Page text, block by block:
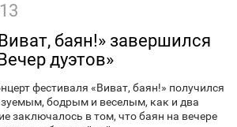
баян!» завершился
дуэтов»
фестиваля «Виват, баян!» получился
бодрым и веселым, как и два
заключалось в том, что баян на вечере